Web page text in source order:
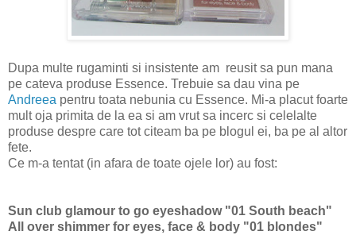
Dupa multe rugaminti si insistente am reusit sa pun mana
pe cateva produse Essence. Trebuie sa dau vina pe
Andreea pentru toata nebunia cu Essence. Mi-a placut foarte
mult oja primita de la ea si am vrut sa incerc si celelalte
produse despre care tot citeam ba pe blogul ei, ba pe al altor
fete.
Ce m-a tentat (in afara de toate ojele lor) au fost:
Sun club glamour to go eyeshadow "01 South beach"
All over shimmer for eyes, face & body "01 blondes"